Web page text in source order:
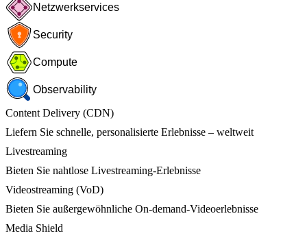
Netzwerkservices
Security
Compute
Observability
Content Delivery (CDN)
Liefern Sie schnelle, personalisierte Erlebnisse – weltweit
Livestreaming
Bieten Sie nahtlose Livestreaming-Erlebnisse
Videostreaming (VoD)
Bieten Sie außergewöhnliche On-demand-Videoerlebnisse
Media Shield